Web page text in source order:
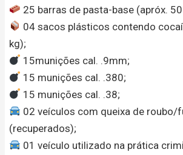
25 barras de pasta-base (apróx.
04 sacos plásticos contendo
kg);
15munições cal. .9mm;
15 munições cal. .380;
15 munições cal. .38;
02 veículos com queixa de roubo/
(recuperados);
01 veículo utilizado na prática